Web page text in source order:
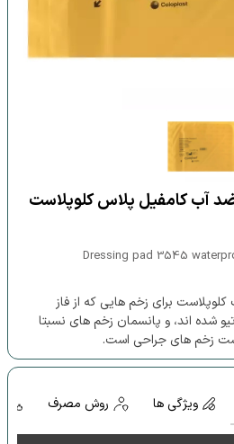
آماده 3545 ضد آب کامفیل پلاس کلوپلاست
Dressing pad 3545
برای زخم هایی که از فاز
شده اند، و پانسمان زخم های نسبتا
زخم های جراحی است.
ویژگی ها روش مصرف